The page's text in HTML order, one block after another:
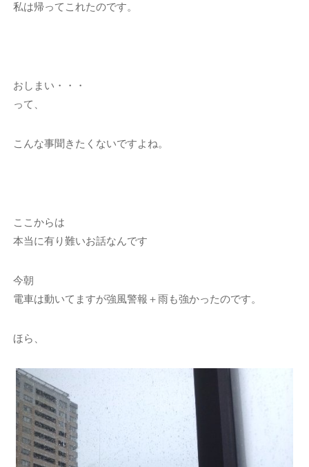
私は帰ってこれたのです。
おしまい・・・
って、
こんな事聞きたくないですよね。
ここからは
本当に有り難いお話なんです
今朝
電車は動いてますが強風警報＋雨も強かったのです。
ほら、